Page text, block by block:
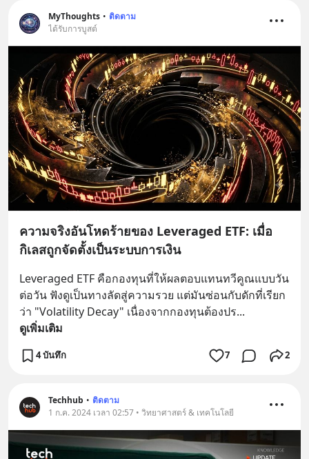
MyThoughts • ติดตาม
ได้รับการบูสต์
ความจริงอันโหดร้ายของ Leveraged ETF: เมื่อ
กิเลสถูกจัดตั้งเป็นระบบการเงิน
Leveraged ETF คือกองทุนที่ให้ผลตอบแทนทวีคูณแบบวัน
ต่อวัน ฟังดูเป็นทางลัดสู่ความรวย แต่มันซ่อนกับดักที่เรียก
ว่า "Volatility Decay" เนื่องจากกองทุนต้องปร...
ดูเพิ่มเติม
4 บันทึก 7 2
Techhub • ติดตาม
1 ก.ค. 2024 เวลา 02:57 • วิทยาศาสตร์ & เทคโนโลยี